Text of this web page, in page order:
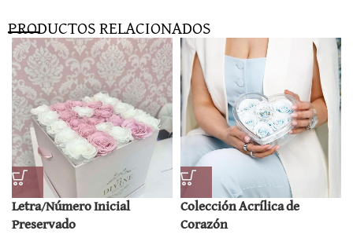
PRODUCTOS RELACIONADOS
Letra/Número Inicial
Preservado
Colección Acrílica de
Corazón